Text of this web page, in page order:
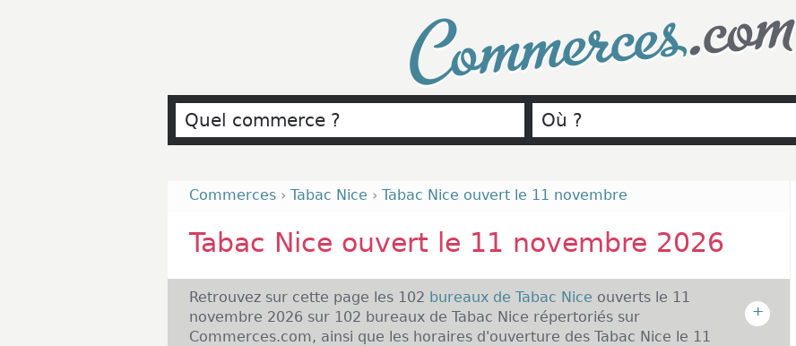
Commerces.com
Commerces › Tabac Nice › Tabac Nice ouvert le 11 novembre
Tabac Nice ouvert le 11 novembre 2026
Retrouvez sur cette page les 102 bureaux de Tabac Nice ouverts le 11
novembre 2026 sur 102 bureaux de Tabac Nice répertoriés sur
Commerces.com, ainsi que les horaires d'ouverture des Tabac Nice le 11
+